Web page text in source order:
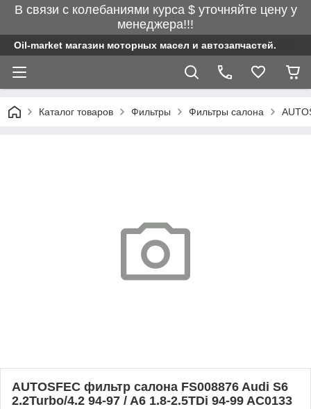
В связи с колебаниями курса $ уточняйте цену у
менеджера!!!
Oil-market магазин моторных масел и автозапчастей.
Каталог товаров Фильтры Фильтры салона
AUTOSFEC фильтр салона FS008876 Audi S6
2.2Turbo/4.2 94-97 / A6 1.8-2.5TDi 94-99 AC0133